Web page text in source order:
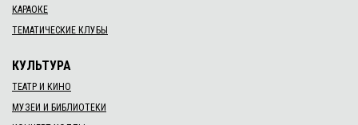
КАРАОКЕ
ТЕМАТИЧЕСКИЕ КЛУБЫ
КУЛЬТУРА
ТЕАТР И КИНО
МУЗЕИ И БИБЛИОТЕКИ